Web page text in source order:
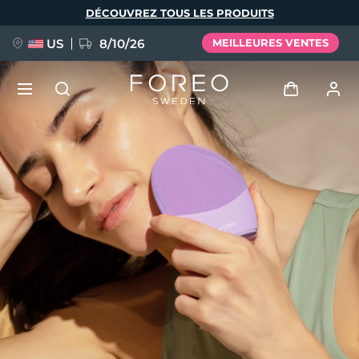
DÉCOUVREZ TOUS LES PRODUITS
US 8/10/26 MEILLEURES VENTES
Profil de l'utilisateur
Mes appareils
Mes commandes
Mes adresses
Mes abonnements
NOUVEAU
FAQ™ Pure Beauty-Tech Elixir
BREAKING NEWS
issa™ Teeth Whitening Set
Langue
English Deutsch
Español
Français
Italiano
Português
Svenska
Русский
Türkçe
简体中文 繁體中文